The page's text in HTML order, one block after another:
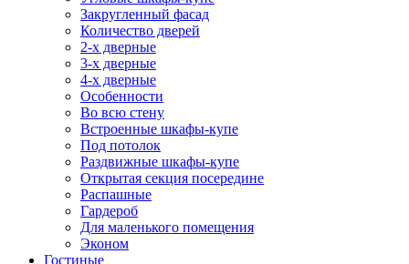
Закругленный фасад
Количество дверей
2-х дверные
3-х дверные
4-х дверные
Особенности
Во всю стену
Встроенные шкафы-купе
Под потолок
Раздвижные шкафы-купе
Открытая секция посередине
Распашные
Гардероб
Для маленького помещения
Эконом
Гостиные